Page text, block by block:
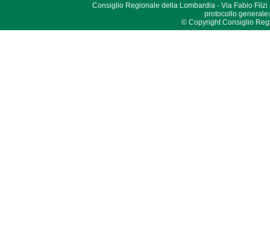
Consiglio Regionale della Lombardia - Via Fabio Filzi
© Copyright Consiglio